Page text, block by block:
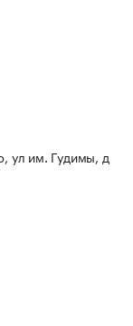
ул им. Гудимы, д